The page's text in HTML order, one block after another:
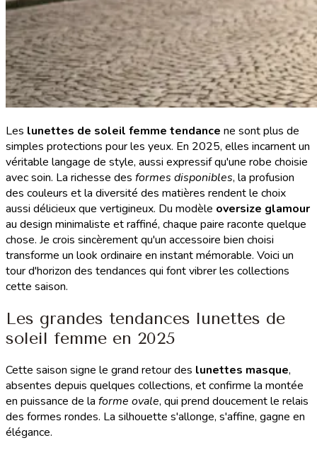
Les lunettes de soleil femme tendance ne sont plus de
simples protections pour les yeux. En 2025, elles incarnent un
véritable langage de style, aussi expressif qu'une robe choisie
avec soin. La richesse des formes disponibles, la profusion
des couleurs et la diversité des matières rendent le choix
aussi délicieux que vertigineux. Du modèle oversize glamour
au design minimaliste et raffiné, chaque paire raconte quelque
chose. Je crois sincèrement qu'un accessoire bien choisi
transforme un look ordinaire en instant mémorable. Voici un
tour d'horizon des tendances qui font vibrer les collections
cette saison.
Les grandes tendances lunettes de
soleil femme en 2025
Cette saison signe le grand retour des lunettes masque,
absentes depuis quelques collections, et confirme la montée
en puissance de la forme ovale, qui prend doucement le relais
des formes rondes. La silhouette s'allonge, s'affine, gagne en
élégance.